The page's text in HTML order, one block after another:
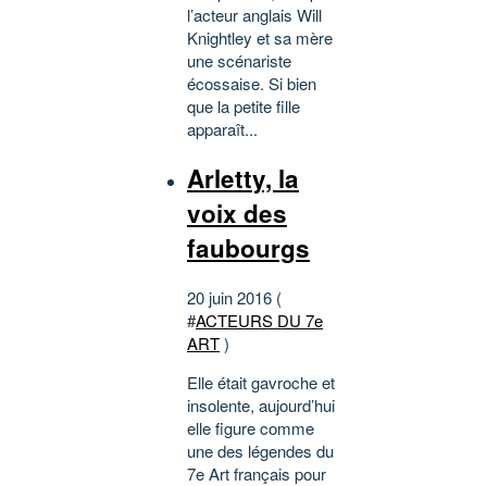
l’acteur anglais Will
Knightley et sa mère
une scénariste
écossaise. Si bien
que la petite fille
apparaît...
Arletty, la
voix des
faubourgs
20 juin 2016 (
#ACTEURS DU 7e
ART)
Elle était gavroche et
insolente, aujourd’hui
elle figure comme
une des légendes du
7e Art français pour